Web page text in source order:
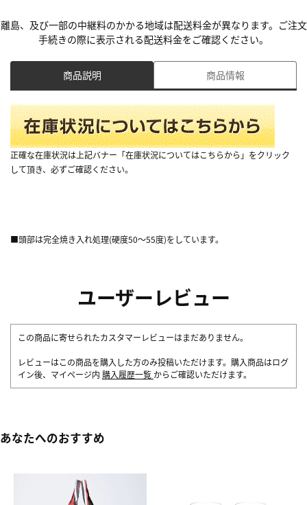
離島、及び一部の中継料のかかる地域は配送料金が異なります。ご注文
手続きの際に表示される配送料金をご確認ください。
商品説明 商品情報
正確な在庫状況は上記バナー「在庫状況についてはこちらから」をクリック
して頂き、必ずご確認ください。
■頭部は完全焼き入れ処理(硬度50～55度)をしています。
ユーザーレビュー
この商品に寄せられたカスタマーレビューはまだありません。
レビューはこの商品を購入した方のみ投稿いただけます。購入商品はログ
イン後、マイページ内 購入履歴一覧 からご確認いただけます。
あなたへのおすすめ